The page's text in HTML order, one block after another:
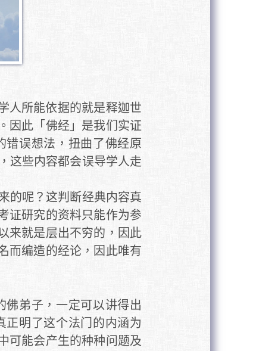
人所能依据的就是释迦世
因此「佛经」是我们实证
错误想法，扭曲了佛经原
这些内容都会误导学人走
的呢？这判断经典内容真
证研究的资料只能作为参
来就是层出不穷的，因此
而编造的经论，因此唯有
佛弟子，一定可以讲得出
正明了这个法门的内涵为
可能会产生的种种问题及